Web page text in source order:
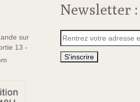
sur
13 -
Newsletter :